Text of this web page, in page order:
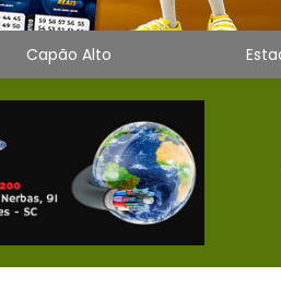
Capão Alto